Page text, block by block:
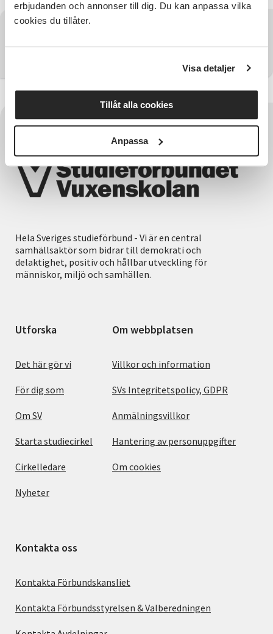
erbjudanden och annonser till dig. Du kan anpassa vilka
cookies du tillåter.
Visa detaljer
Tillåt alla cookies
Anpassa
Hela Sveriges studieförbund - Vi är en central
samhällsaktör som bidrar till demokrati och
delaktighet, positiv och hållbar utveckling för
människor, miljö och samhällen.
Utforska
Det här gör vi
För dig som
Om SV
Starta studiecirkel
Cirkelledare
Nyheter
Om webbplatsen
Villkor och information
SVs Integritetspolicy, GDPR
Anmälningsvillkor
Hantering av personuppgifter
Om cookies
Kontakta oss
Kontakta Förbundskansliet
Kontakta Förbundsstyrelsen & Valberedningen